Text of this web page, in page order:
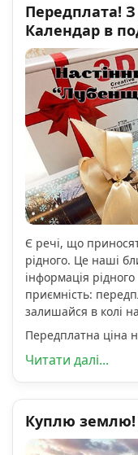
Передплата!
Календар в
Є речі, що
рідного. Це наші
інформація
приємність:
залишайся в колі
Передплатна ціна
Читати далі...
Куплю землю!